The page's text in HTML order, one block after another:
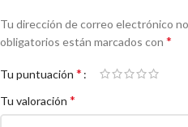
Tu dirección de correo electrónico
obligatorios están marcados con *
Tu puntuación *
Tu valoración *